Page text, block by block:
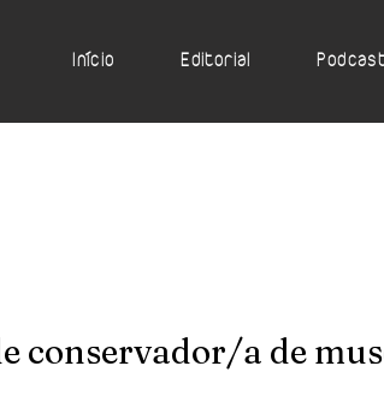
Início Editorial
conservador/a de